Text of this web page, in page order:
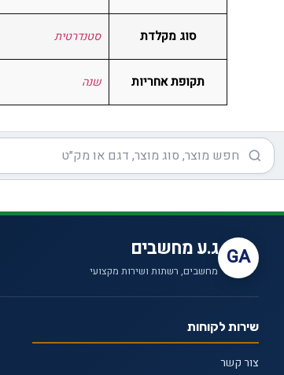
סוג מקלדת סטנדרטית
תקופת אחריות שנה
GA ג.ע מחשבים
מחשבים, רשתות ושירות מקצועי
שירות לקוחות
צור קשר